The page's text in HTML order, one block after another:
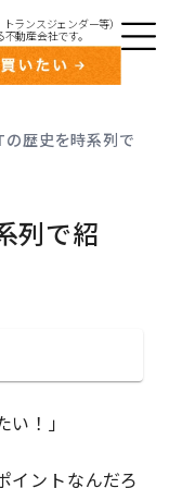
ランスジェンダー等）
動産会社です。
の歴史を時系列で
列で紹
！」
イントなんだろ